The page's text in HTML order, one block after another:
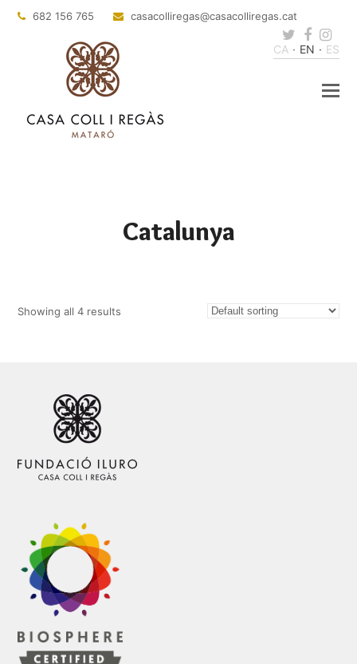
682 156 765 casacolliregas@casacolliregas.cat
Twitter
CA EN ES
Catalunya
Showing all 4 results